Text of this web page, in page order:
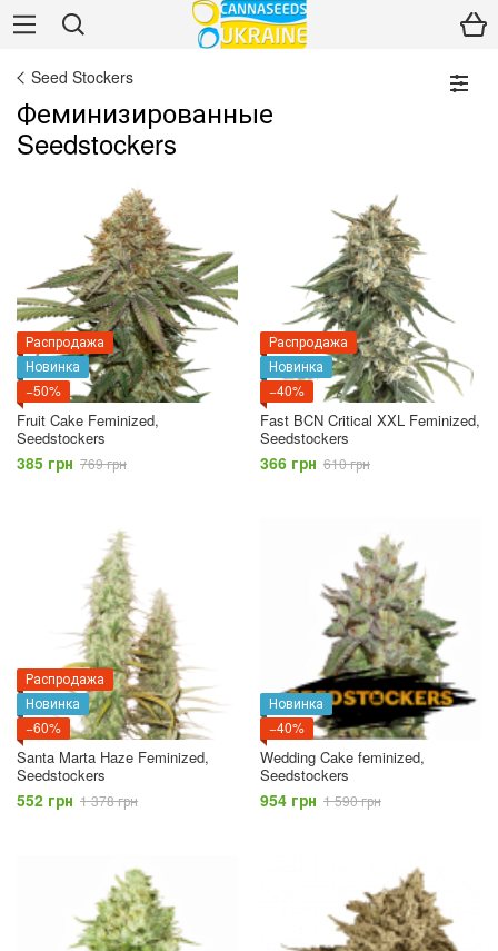
Seed Stockers
Феминизированные
Seedstockers
Распродажа
Новинка
−50%
Fruit Cake Feminized,
Seedstockers
385 грн 769 грн
Распродажа
Новинка
−40%
Fast BCN Critical XXL Feminized,
Seedstockers
366 грн 610 грн
Распродажа
Новинка
−60%
Santa Marta Haze Feminized,
Seedstockers
552 грн 1 378 грн
Новинка
−40%
Wedding Cake feminized,
Seedstockers
954 грн 1 590 грн